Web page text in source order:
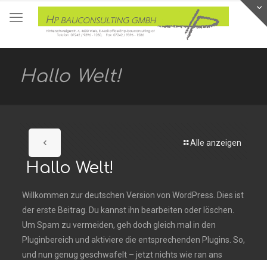
Hallo Welt!
Alle anzeigen
Hallo Welt!
Willkommen zur deutschen Version von WordPress. Dies ist
der erste Beitrag. Du kannst ihn bearbeiten oder löschen.
Um Spam zu vermeiden, geh doch gleich mal in den
Pluginbereich und aktiviere die entsprechenden Plugins. So,
und nun genug geschwafelt – jetzt nichts wie ran ans